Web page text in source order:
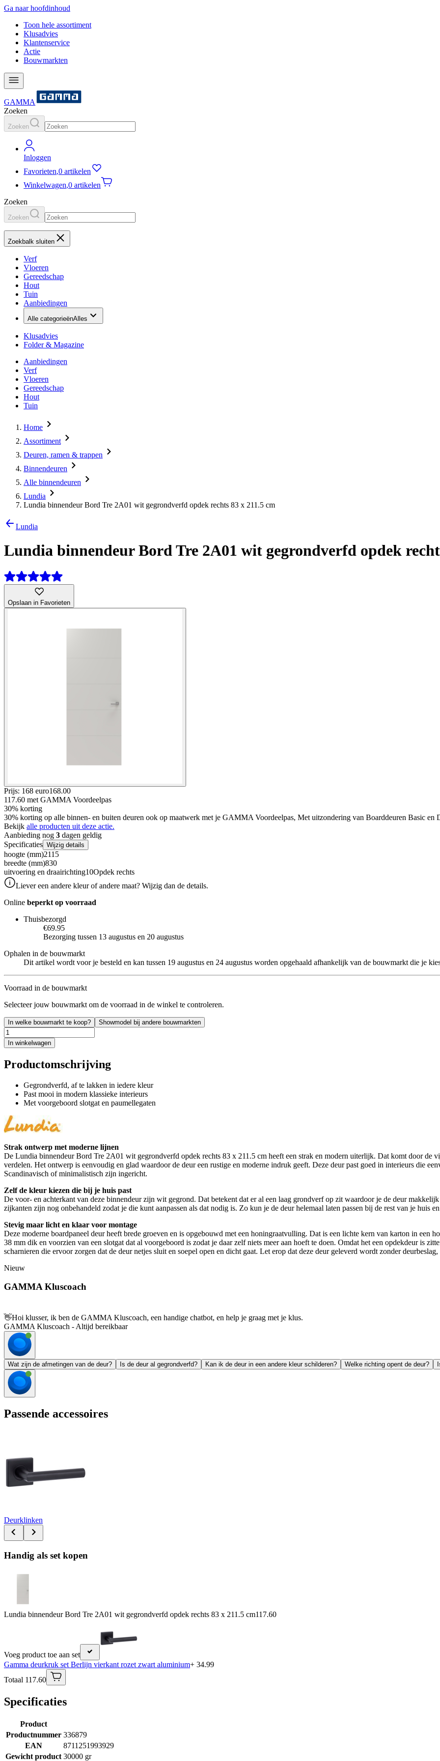
Ga naar hoofdinhoud
Toon hele assortiment
Klusadvies
Klantenservice
Actie
Bouwmarkten
GAMMA
Zoeken
Zoeken
Inloggen
Favorieten,0 artikelen
Winkelwagen,0 artikelen
Zoeken
Zoeken
Zoekbalk sluiten
Verf
Vloeren
Gereedschap
Hout
Tuin
Aanbiedingen
Alle categorieënAlles
Klusadvies
Folder & Magazine
Aanbiedingen
Verf
Vloeren
Gereedschap
Hout
Tuin
Home
Assortiment
Deuren, ramen & trappen
Binnendeuren
Alle binnendeuren
Lundia
Lundia binnendeur Bord Tre 2A01 wit gegrondverfd opdek rechts 83 x 211.5 cm
Lundia
Lundia binnendeur Bord Tre 2A01 wit gegrondverfd opdek
Opslaan in Favorieten
Prijs: 168 euro168.00
117.60 met GAMMA Voordeelpas
30% korting
30% korting op alle binnen- en buiten deuren ook op maatwerk met je GAMMA Voordeelpas, Met uitzondering van Boarddeuren Basic en
Bekijk alle producten uit deze actie.
Aanbieding nog 3 dagen geldig
Specificaties Wijzig details
hoogte (mm)2115
breedte (mm)830
uitvoering en draairichting10Opdek rechts
Liever een andere kleur of andere maat? Wijzig dan de details.
Online beperkt op voorraad
Thuisbezorgd
€69.95
Bezorging tussen 13 augustus en 20 augustus
Ophalen in de bouwmarkt
Dit artikel wordt voor je besteld en kan tussen 19 augustus en 24 augustus worden opgehaald afhankelijk van de bouwmarkt die je
Voorraad in de bouwmarkt
Selecteer jouw bouwmarkt om de voorraad in de winkel te controleren.
In welke bouwmarkt te koop? Showmodel bij andere bouwmarkten
In winkelwagen
Productomschrijving
Gegrondverfd, af te lakken in iedere kleur
Past mooi in modern klassieke interieurs
Met voorgeboord slotgat en paumellegaten
Strak ontwerp met moderne lijnen
De Lundia binnendeur Bord Tre 2A01 wit gegrondverfd opdek rechts 83 x 211.5 cm heeft een strak en modern uiterlijk. Dat komt door de
verdelen. Het ontwerp is eenvoudig en glad waardoor de deur een rustige en moderne indruk geeft. Deze deur past goed in interieurs die
Scandinavisch of minimalistisch zijn ingericht.
Zelf de kleur kiezen die bij je huis past
De voor- en achterkant van deze binnendeur zijn wit gegrond. Dat betekent dat er al een laag grondverf op zit waardoor je de deur
zijkanten zijn nog onbehandeld zodat je die kunt aanpassen als dat nodig is. Zo kun je de deur helemaal laten passen bij de rest van je huis
Stevig maar licht en klaar voor montage
Deze moderne boardpaneel deur heeft brede groeven en is opgebouwd met een honingraatvulling. Dat is een lichte kern van karton in een
38 mm dik en voorzien van een slotgat dat al voorgeboord is zodat je daar zelf niets meer aan hoeft te doen. Omdat het een opdekdeur is
scharnieren die ervoor zorgen dat de deur netjes sluit en soepel open en dicht gaat. Let erop dat deze deur geleverd wordt zonder
Nieuw
GAMMA Kluscoach
👋Hoi klusser, ik ben de GAMMA Kluscoach, een handige chatbot, en help je graag met je klus.
GAMMA Kluscoach - Altijd bereikbaar
Wat zijn de afmetingen van de deur? Is de deur al gegrondverfd? Kan ik de deur in een andere kleur schilderen? Welke richting opent de deur?
Passende accessoires
Deurklinken
Handig als set kopen
Lundia binnendeur Bord Tre 2A01 wit gegrondverfd opdek rechts 83 x 211.5 cm117.60
Voeg product toe aan set
Gamma deurkruk set Berlijn vierkant rozet zwart aluminium+ 34.99
Totaal 117.60
Specificaties
Product
Productnummer 336879
EAN
8711251993929
Gewicht product 30000 gr